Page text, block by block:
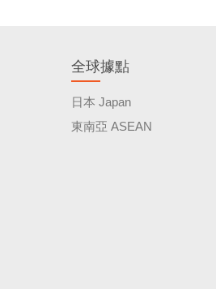
全球據點
日本 Japan
東南亞 ASEAN